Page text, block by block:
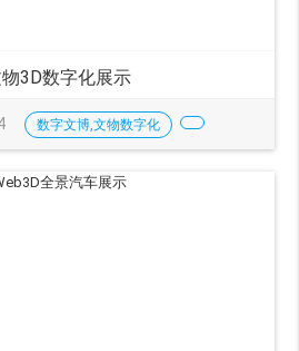
3D数字化展示
数字文博,文物数字化